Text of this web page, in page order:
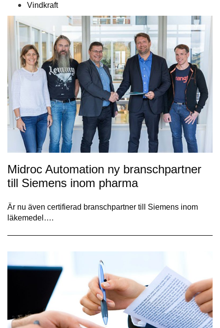
Vindkraft
Midroc Automation ny branschpartner
till Siemens inom pharma
Är nu även certifierad branschpartner till Siemens inom
läkemedel….